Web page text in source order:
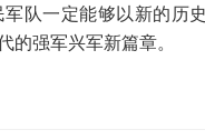
队一定能够以新的历
强军兴军新篇章。